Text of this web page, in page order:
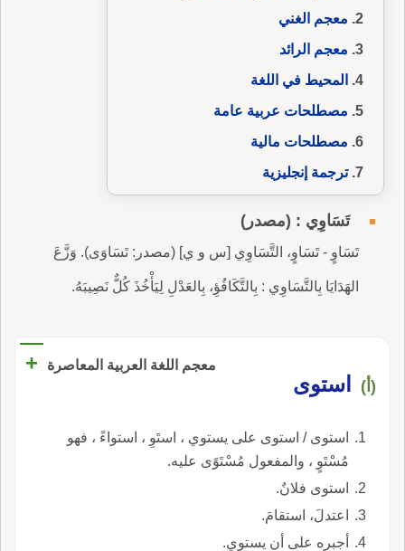
معجم الغني
معجم الرائد
المحيط في اللغة
مصطلحات عربية عامة
مصطلحات مالية
ترجمة إنجليزية
تَسَاوِي : (مصدر)
تَسَاوٍ - تَسَاوٍ، التَّسَاوِي [س و ي] (مصدر: تَسَاوَى). وَزَّعَ
الهَدَايَا بِالتَّسَاوِي : بِالتَّكَافُؤِ، بِالعَدْلِ لِيَأْخُذَ كُلٌّ نَصِيبَهُ.
معجم اللغة العربية المعاصرة +
(أ) استوى
استوى / استوى على يستوي ، استَوِ ، استواءً ، فهو
مُسْتَوٍ ، والمفعول مُسْتَوًى عليه.
استوى فلانٌ.
اعتدلَ، استقامَ.
أجبره على أن يستوي.